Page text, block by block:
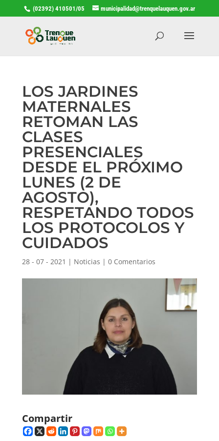
(02392) 410501/05 municipalidad@trenquelauquen.gov.ar
LOS JARDINES
MATERNALES
RETOMAN LAS
CLASES
PRESENCIALES
DESDE EL PRÓXIMO
LUNES (2 DE
AGOSTO),
RESPETANDO TODOS
LOS PROTOCOLOS Y
CUIDADOS
28 - 07 - 2021 | Noticias | 0 Comentarios
Compartir